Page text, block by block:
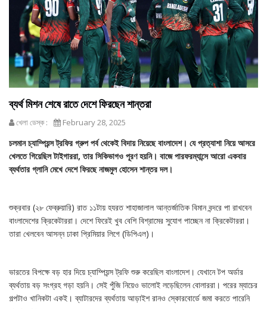
ব্যর্থ মিশন শেষে রাতে দেশে ফিরছেন শান্তরা
খেলা ডেস্ক : February 28, 2025
চলমান চ্যাম্পিয়ন্স ট্রফির গ্রুপ পর্ব থেকেই বিদায় নিয়েছে বাংলাদেশ। যে প্রত্যাশা নিয়ে আসরে
খেলতে গিয়েছিল টাইগাররা, তার সিকিভাগও পূরণ হয়নি। বাজে পারফরম্যান্সে আরো একবার
ব্যর্থতার গ্লানি মেখে দেশে ফিরছে নাজমুল হোসেন শান্তর দল।
শুক্রবার (২৮ ফেব্রুয়ারি) রাত ১১টায় হযরত শাহাজালাল আন্তর্জাতিক বিমান বন্দরে পা রাখবেন
বাংলাদেশের ক্রিকেটাররা। দেশে ফিরেই খুব বেশি বিশ্রামের সুযোগ পাচ্ছেন না ক্রিকেটাররা।
তারা খেলবেন আসন্ন ঢাকা প্রিমিয়ার লিগে (ডিপিএল)।
ভারতের বিপক্ষে বড় হার দিয়ে চ্যাম্পিয়ন্স ট্রফি শুরু করেছিল বাংলাদেশ। যেখানে টপ অর্ডার
ব্যর্থতায় বড় সংগ্রহ গড়া হয়নি। সেই পুঁজি নিয়েও ভালোই লড়েছিলেন বোলাররা। পরের ম্যাচের
গল্পটাও খানিকটা একই। ব্যাটারদের ব্যর্থতায় আড়াইশ রানও স্কোরবোর্ডে জমা করতে পারেনি